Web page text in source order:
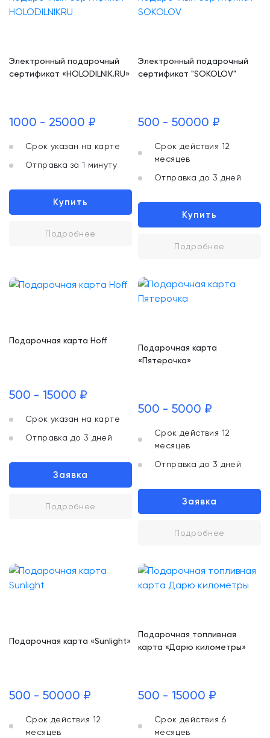
Электронный подарочный
сертификат «HOLODILNIK.RU»
1000 - 25000 ₽
Срок указан на карте
Отправка за 1 минуту
Купить
Подробнее
Электронный подарочный
сертификат "SOKOLOV"
500 - 50000 ₽
Срок действия 12
месяцев
Отправка до 3 дней
Купить
Подробнее
Подарочная карта Hoff
500 - 15000 ₽
Срок указан на карте
Отправка до 3 дней
Заявка
Подробнее
Подарочная карта
«Пятерочка»
500 - 5000 ₽
Срок действия 12
месяцев
Отправка до 3 дней
Заявка
Подробнее
Подарочная карта «Sunlight»
500 - 50000 ₽
Срок действия 12
месяцев
Подарочная топливная
карта «Дарю километры»
500 - 15000 ₽
Срок действия 6
месяцев